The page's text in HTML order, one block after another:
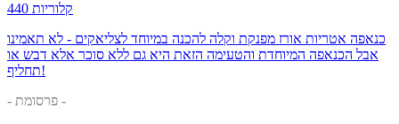
440 קלוריות
כנאפה אטריות אורז מפנקת וקלה להכנה במיוחד לצליאקים - לא תאמינו
אבל הכנאפה המיוחדת והטעימה הזאת היא גם ללא סוכר אלא דבש או
תחליף!
- פרסומת -